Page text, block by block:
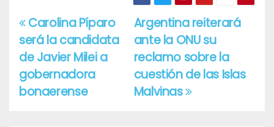
Navegación
de
entradas
Argentina reiterará
ante la ONU su
reclamo sobre la
cuestión de las Islas
Malvinas
Carolina Píparo
será la candidata
de Javier Milei a
gobernadora
bonaerense